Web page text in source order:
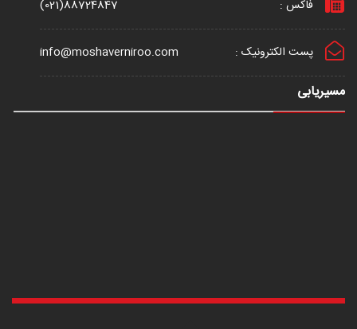
فاکس : (021)88724847
پست الکترونیک : info@moshaverniroo.com
مسیریابی